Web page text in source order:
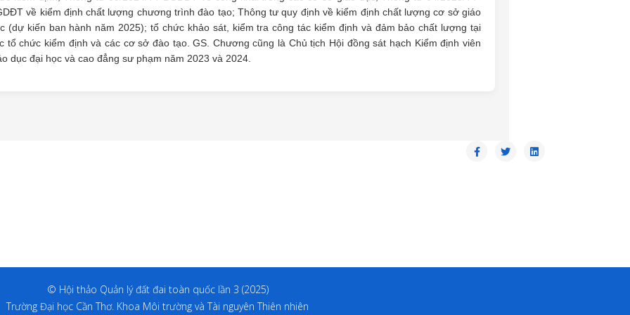
về kiểm định chất lượng chương trình đào tạo; Thông tư quy định về kiểm định chất lượng cơ sở giáo
(dự kiến ban hành năm 2025); tổ chức khảo sát, kiểm tra công tác kiểm định và đảm bảo chất lượng tại
tổ chức kiểm định và các cơ sở đào tạo. GS. Chương cũng là Chủ tịch Hội đồng sát hạch Kiểm định viên
dục đại học và cao đẳng sư phạm năm 2023 và 2024.
© Hội thảo Quản lý đất đai toàn quốc lần 3 (2025)
Trường Đại học Cần Thơ. Khoa Môi trường và Tài nguyên Thiên nhiên